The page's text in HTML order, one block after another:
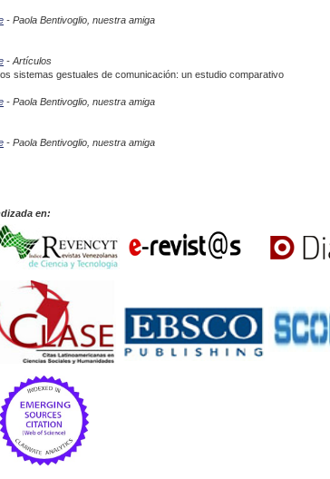
- Paola Bentivoglio, nuestra amiga
- Artículos
sistemas gestuales de comunicación: un estudio comparativo
- Paola Bentivoglio, nuestra amiga
- Paola Bentivoglio, nuestra amiga
en: